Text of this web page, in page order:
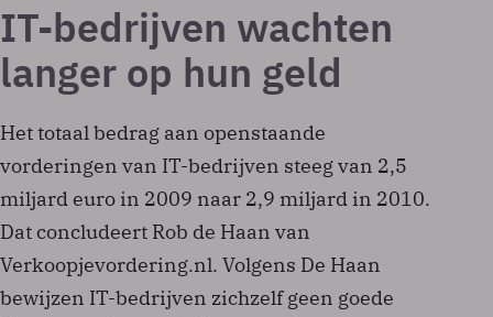
IT-bedrijven wachten
langer op hun geld
Het totaal bedrag aan openstaande
vorderingen van IT-bedrijven steeg van 2,5
miljard euro in 2009 naar 2,9 miljard in 2010.
Dat concludeert Rob de Haan van
Verkoopjevordering.nl. Volgens De Haan
bewijzen IT-bedrijven zichzelf geen goede